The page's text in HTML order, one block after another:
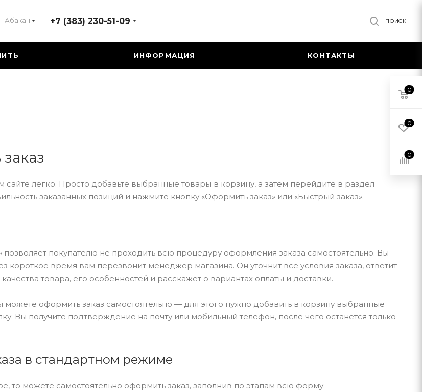
Абакан +7 (383) 230-51-09 ПОИСК
ИНФОРМАЦИЯ КОНТАКТЫ
легко. Просто добавьте выбранные товары в корзину, а затем перейдите в раздел
заказанных позиций и нажмите кнопку «Оформить заказ» или «Быстрый заказ».
позволяет покупателю не проходить всю процедуру оформления заказа самостоятельно. Вы
короткое время вам перезвонит менеджер магазина. Он уточнит все условия заказа, ответит
товара, его особенностей и расскажет о вариантах оплаты и доставки.
можете оформить заказ самостоятельно — для этого нужно добавить в корзину выбранные
Вы получите подтверждение на почту или мобильный телефон, после чего останется только
в стандартном режиме
то можете самостоятельно оформить заказ, заполнив по этапам всю форму.
0
0
0